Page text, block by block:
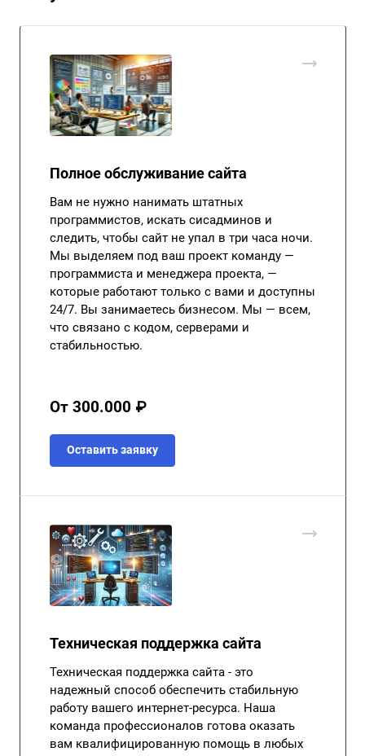
Полное обслуживание сайта
Вам не нужно нанимать штатных
программистов, искать сисадминов и
следить, чтобы сайт не упал в три часа ночи.
Мы выделяем под ваш проект команду —
программиста и менеджера проекта, —
которые работают только с вами и доступны
24/7. Вы занимаетесь бизнесом. Мы — всем,
что связано с кодом, серверами и
стабильностью.
От 300.000 ₽
Оставить заявку
Техническая поддержка сайта
Техническая поддержка сайта - это
надежный способ обеспечить стабильную
работу вашего интернет-ресурса. Наша
команда профессионалов готова оказать
вам квалифицированную помощь в любых